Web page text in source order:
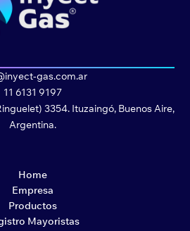
gas.com.ar
11 6131 9197
3354. Ituzaingó, Buenos Aire,
Argentina.
Home
Empresa
Productos
Mayoristas